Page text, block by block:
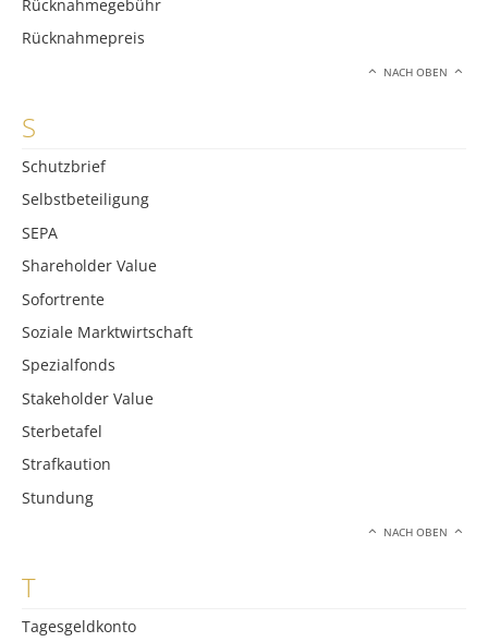
Rücknahmegebühr
Rücknahmepreis
NACH OBEN
S
Schutzbrief
Selbstbeteiligung
SEPA
Shareholder Value
Sofortrente
Soziale Marktwirtschaft
Spezialfonds
Stakeholder Value
Sterbetafel
Strafkaution
Stundung
NACH OBEN
T
Tagesgeldkonto